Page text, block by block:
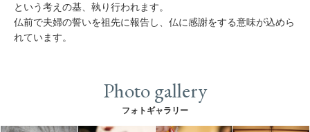
という考えの基、執り行われます。
仏前で夫婦の誓いを祖先に報告し、仏に感謝をする意味が込めら
れています。
Photo gallery
フォトギャラリー